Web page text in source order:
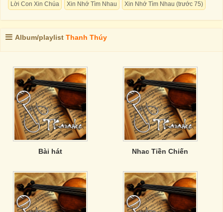
Lời Con Xin Chúa
Xin Nhớ Tìm Nhau Xin Nhớ Tìm Nhau (trước 75)
Album/playlist Thanh Thúy
Bài hát Nhac Tiền Chiến